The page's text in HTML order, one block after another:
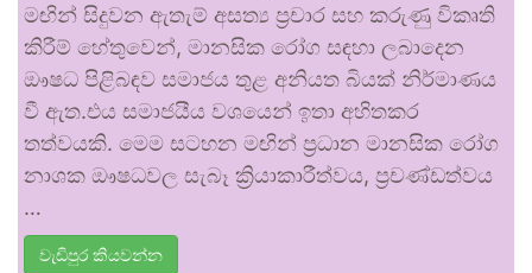
මඟින් සිදුවන ඇතැම් අසත්‍ය ප්‍රචාර සහ කරුණු විකෘති
කිරීම් හේතුවෙන්, මානසික රෝග සඳහා ලබාදෙන
ඖෂධ පිළිබඳව සමාජය තුළ අනියත බියක් නිර්මාණය
වී ඇත.එය සමාජයීය වශයෙන් ඉතා අහිතකර
තත්වයකි. මෙම සටහන මඟින් ප්‍රධාන මානසික රෝග
නාශක ඖෂධවල සැබෑ ක්‍රියාකාරීත්වය, ප්‍රචණ්ඩත්වය
…
වැඩිපුර කියවන්න